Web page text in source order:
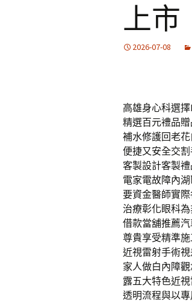
上市
2026-07-08
高雄身心科選
精選百元禮品
補水修護回老
便捷又安全交
客製設計客製
電家電故障內
要資金醫師實
治療彰化眼科
借款當舖推薦
尊貴享受精準
近視雷射手術
家人做白內障
露五大特色近
透明流程與以